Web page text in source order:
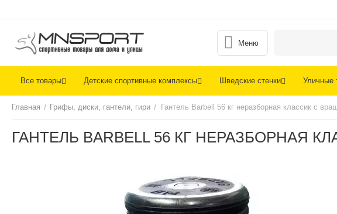
Меню
Все товары Детские спортивные комплексы Шведские стенки Уличные
Главная / Грифы, диски, гантели, гири / Гантель Barbell 56 кг неразборная классик с
ГАНТЕЛЬ BARBELL 56 КГ